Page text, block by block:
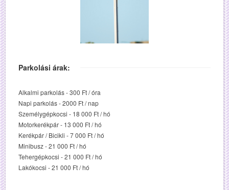
Parkolási árak:
Alkalmi parkolás - 300 Ft / óra
Napi parkolás - 2000 Ft / nap
Személygépkocsi - 18 000 Ft / hó
Motorkerékpár - 13 000 Ft / hó
Kerékpár / Bicikli - 7 000 Ft / hó
Minibusz - 21 000 Ft / hó
Tehergépkocsi - 21 000 Ft / hó
Lakókocsi - 21 000 Ft / hó